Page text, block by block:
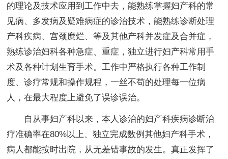
的理论及技术应用到工作中去，能熟练掌握妇产科的常
见病、多发病及疑难病症的诊治技术，能熟练诊断处理
产科疾病、宫颈糜烂、等及其他产科并发症及合并症，
熟练诊治妇科各种急症、重症，独立进行妇产科常用手
术及各种计划生育手术。工作中严格执行各种工作制
度、诊疗常规和操作规程，一丝不苟的处理每一位病
人，在最大程度上避免了误诊误治。
自从事妇产科以来，本人诊治的妇产科疾病诊断治
疗准确率在80%以上、独立完成数例其他妇产科手术，
病人都能按时出院，从无差错事故的发生。真正发挥了